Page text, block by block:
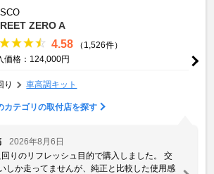
ZERO A
4.58
（1,526件）
価格：124,000円
り 車高調キット
カテゴリの取付店を探す
2026年8月6日
りのリフレッシュ目的で購入しました。 交
しか走ってませんが、純正と比較した使用感